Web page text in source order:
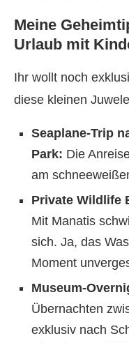
Meine
Urlaub mit
Ihr wollt noch
diese kleinen
Seaplane-Trip
Park: Die
am
Private Wildlife
Mit Manatis
sich. Ja, das
Moment
Museum-
Übernachten
exklusiv nach